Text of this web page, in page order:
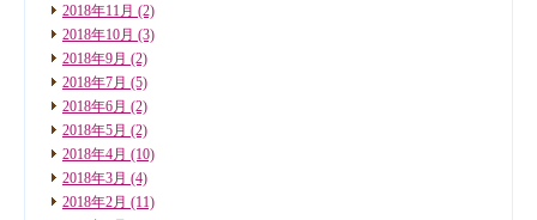
2018年11月 (2)
2018年10月 (3)
2018年9月 (2)
2018年7月 (5)
2018年6月 (2)
2018年5月 (2)
2018年4月 (10)
2018年3月 (4)
2018年2月 (11)